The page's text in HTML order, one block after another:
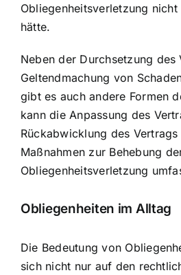
Obliegenheitsverletzung
hätte.
Neben der Durchsetzung des
Geltendmachung von
gibt es auch andere Formen
kann die Anpassung des
Rückabwicklung des
Maßnahmen zur Behebung
Obliegenheitsverletzung
Obliegenheiten im Alltag
Die Bedeutung von
sich nicht nur auf den